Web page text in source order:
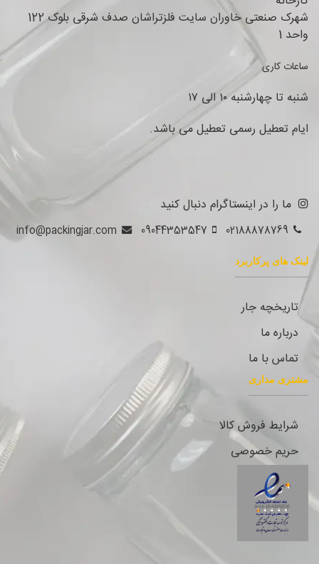
شهرک صنعتی خاوران سایت فلزتراشان صدف شرقی بلوک 122
واحد 1
ساعات کاری
شنبه تا چهارشنبه ۱۰ الی ۱۷
ایام تعطیل رسمی تعطیل می باشد.
ما را در اینستاگرام دنبال کنید
02188878769
09044353547
info@packingjar.com
لینک های پرکاربرد
تاریخچه جار
درباره ما
تماس با ما
مشتری مداری
شرایط فروش کالا
حریم خصوصی